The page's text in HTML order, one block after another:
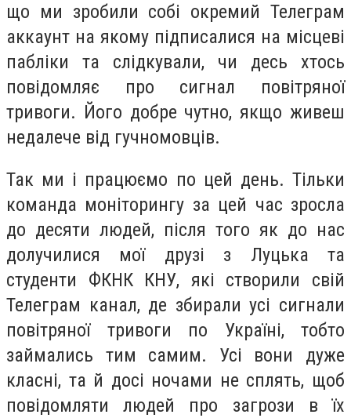
що ми зробили собі окремий Телеграм
аккаунт на якому підписалися на місцеві
пабліки та слідкували, чи десь хтось
повідомляє про сигнал повітряної
тривоги. Його добре чутно, якщо живеш
недалече від гучномовців.
Так ми і працюємо по цей день. Тільки
команда моніторингу за цей час зросла
до десяти людей, після того як до нас
долучилися мої друзі з Луцька та
студенти ФКНК КНУ, які створили свій
Телеграм канал, де збирали усі сигнали
повітряної тривоги по Україні, тобто
займались тим самим. Усі вони дуже
класні, та й досі ночами не сплять, щоб
повідомляти людей про загрози в їх